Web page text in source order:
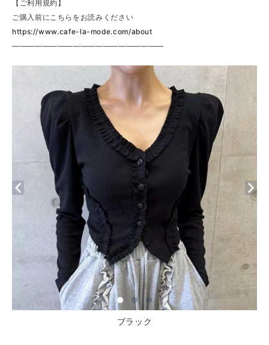
【ご利用規約】
ご購入前にこちらをお読みください
https://www.cafe-la-mode.com/about
————————————————————
ブラック